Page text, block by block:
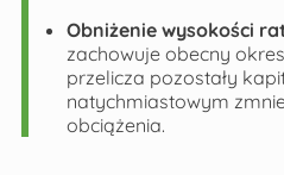
Obniżenie wysokości
zachowuje obecny
przelicza pozostały
natychmiastowym
obciążenia.